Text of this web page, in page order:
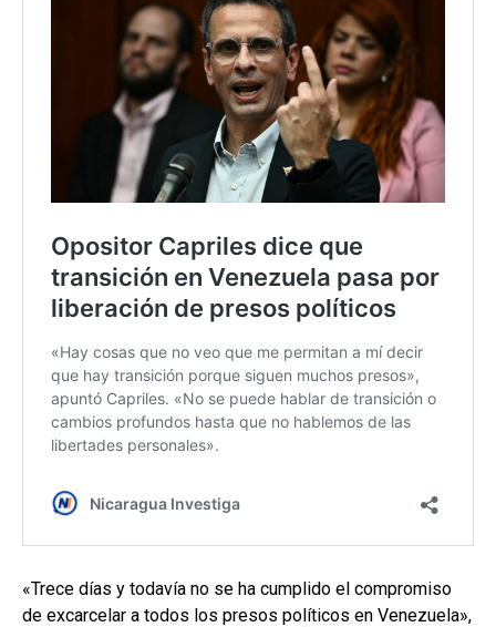
«Trece días y todavía no se ha cumplido el compromiso
de excarcelar a todos los presos políticos en Venezuela»,